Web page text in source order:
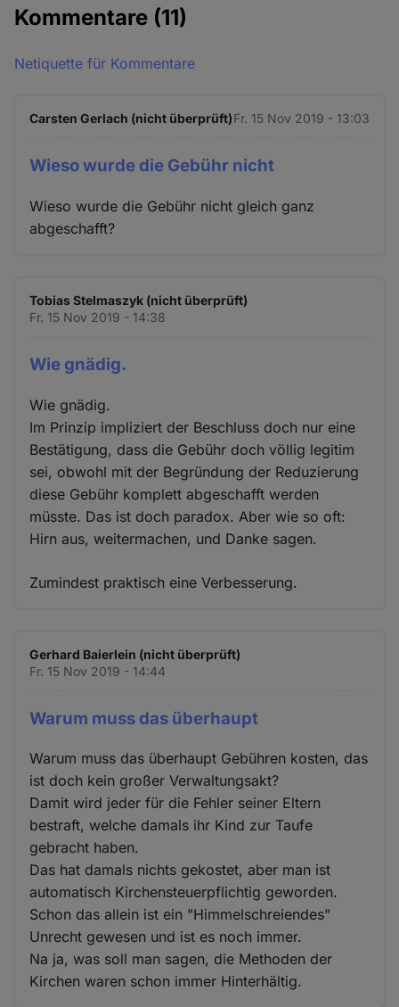
Kommentare (11)
Netiquette für Kommentare
Carsten Gerlach (nicht überprüft)Fr. 15 Nov 2019 - 13:03
Wieso wurde die Gebühr nicht
Wieso wurde die Gebühr nicht gleich ganz
abgeschafft?
Tobias Stelmaszyk (nicht überprüft)
Fr. 15 Nov 2019 - 14:38
Wie gnädig.
Wie gnädig.
Im Prinzip impliziert der Beschluss doch nur eine
Bestätigung, dass die Gebühr doch völlig legitim
sei, obwohl mit der Begründung der Reduzierung
diese Gebühr komplett abgeschafft werden
müsste. Das ist doch paradox. Aber wie so oft:
Hirn aus, weitermachen, und Danke sagen.
Zumindest praktisch eine Verbesserung.
Gerhard Baierlein (nicht überprüft)
Fr. 15 Nov 2019 - 14:44
Warum muss das überhaupt
Warum muss das überhaupt Gebühren kosten, das
ist doch kein großer Verwaltungsakt?
Damit wird jeder für die Fehler seiner Eltern
bestraft, welche damals ihr Kind zur Taufe
gebracht haben.
Das hat damals nichts gekostet, aber man ist
automatisch Kirchensteuerpflichtig geworden.
Schon das allein ist ein "Himmelschreiendes"
Unrecht gewesen und ist es noch immer.
Na ja, was soll man sagen, die Methoden der
Kirchen waren schon immer Hinterhältig.